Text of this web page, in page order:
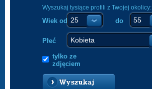
Wyszukaj tysiące profili z Twojej okolicy:
Wiek od do
Płeć
tylko ze
zdjęciem
Wyszukaj